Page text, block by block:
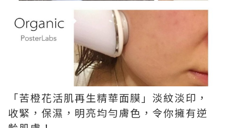
「苦橙花活肌再生精華面膜」淡紋淡印，
收緊，保濕，明亮均勻膚色，令你擁有逆